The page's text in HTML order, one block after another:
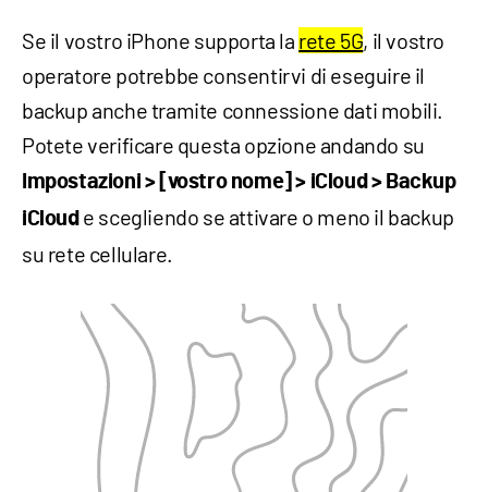
Se il vostro iPhone supporta la rete 5G, il vostro
operatore potrebbe consentirvi di eseguire il
backup anche tramite connessione dati mobili.
Potete verificare questa opzione andando su
Impostazioni > [vostro nome] > iCloud > Backup
iCloude scegliendo se attivare o meno il backup
su rete cellulare.